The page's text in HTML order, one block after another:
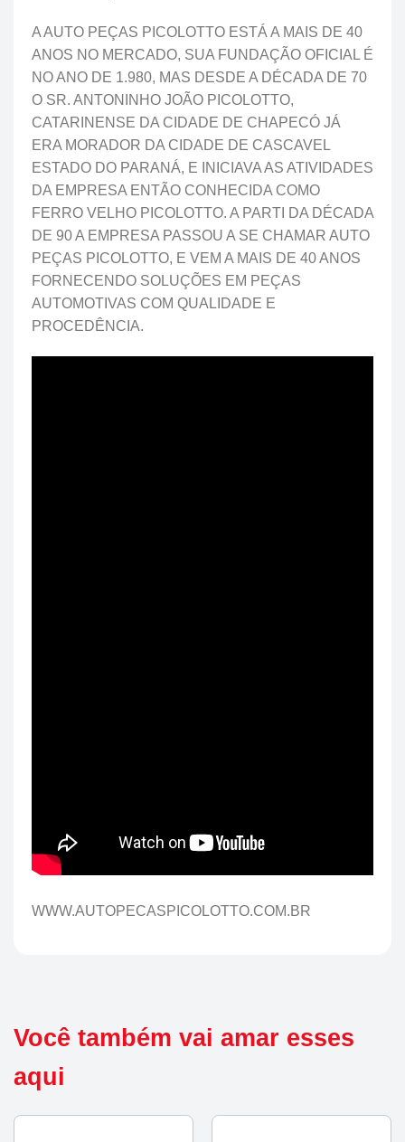
A AUTO PEÇAS PICOLOTTO ESTÁ A MAIS DE 40
ANOS NO MERCADO, SUA FUNDAÇÃO OFICIAL É
NO ANO DE 1.980, MAS DESDE A DÉCADA DE 70
O SR. ANTONINHO JOÃO PICOLOTTO,
CATARINENSE DA CIDADE DE CHAPECÓ JÁ
ERA MORADOR DA CIDADE DE CASCAVEL
ESTADO DO PARANÁ, E INICIAVA AS ATIVIDADES
DA EMPRESA ENTÃO CONHECIDA COMO
FERRO VELHO PICOLOTTO. A PARTI DA DÉCADA
DE 90 A EMPRESA PASSOU A SE CHAMAR AUTO
PEÇAS PICOLOTTO, E VEM A MAIS DE 40 ANOS
FORNECENDO SOLUÇÕES EM PEÇAS
AUTOMOTIVAS COM QUALIDADE E
PROCEDÊNCIA.
WWW.AUTOPECASPICOLOTTO.COM.BR
Você também vai amar esses
aqui